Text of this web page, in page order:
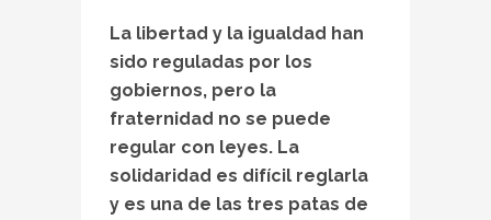
La libertad y la igualdad han
sido reguladas por los
gobiernos, pero la
fraternidad no se puede
regular con leyes. La
solidaridad es difícil reglarla
y es una de las tres patas de